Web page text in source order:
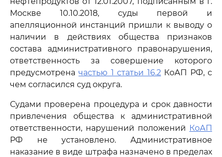
Москве 10.10.2018, суды первой и
апелляционной инстанций пришли к выводу о
наличии в действиях общества признаков
состава административного правонарушения,
ответственность за совершение которого
предусмотреначастью 1 статьи 16.2КоАП РФ, с
чем согласился суд округа.
Судами проверена процедура и срок давности
привлечения общества к административной
ответственности, нарушений положений КоАП
РФ не установлено. Административное
наказание в виде штрафа назначено в пределах